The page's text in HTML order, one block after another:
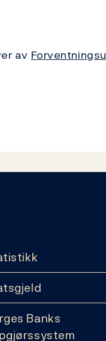
av
Banks